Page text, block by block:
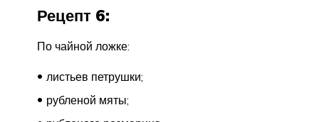
Рецепт 6:
По чайной ложке:
листьев петрушки;
рубленой мяты;